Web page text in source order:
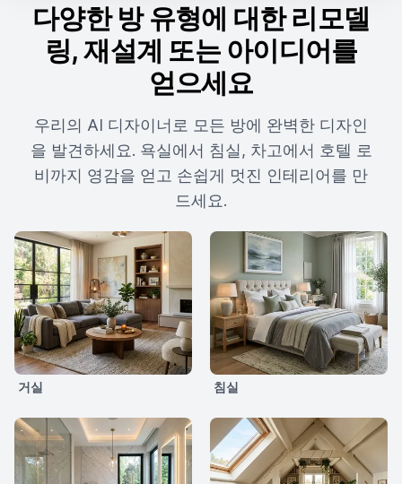
다양한 방 유형에 대한 리모델
링, 재설계 또는 아이디어를
얻으세요
우리의 AI 디자이너로 모든 방에 완벽한 디자인
을 발견하세요. 욕실에서 침실, 차고에서 호텔 로
비까지 영감을 얻고 손쉽게 멋진 인테리어를 만
드세요.
거실 침실